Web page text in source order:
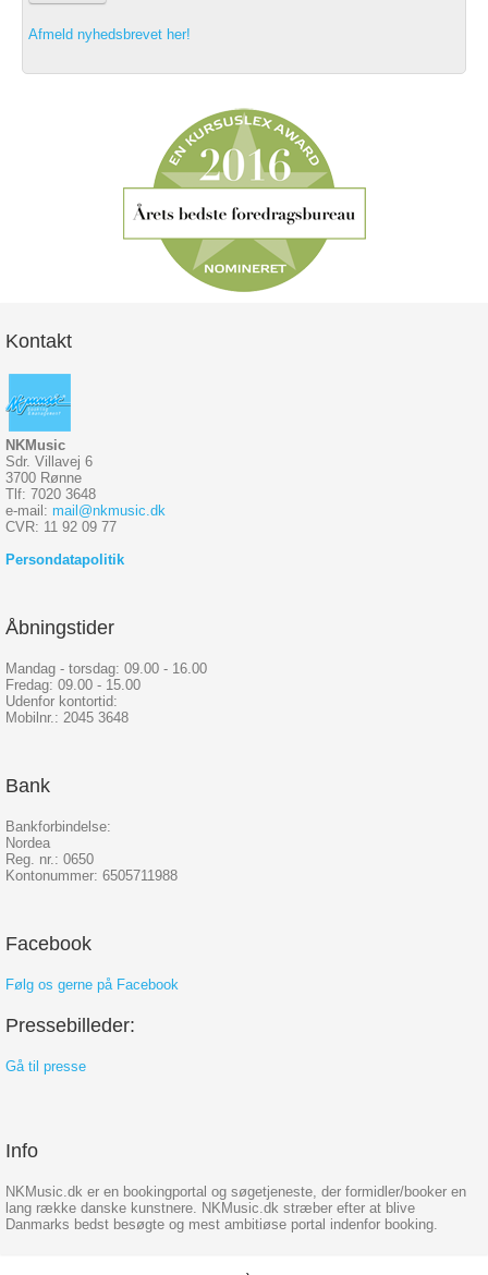
Afmeld nyhedsbrevet her!
Kontakt
NKMusic
Sdr. Villavej 6
3700 Rønne
Tlf: 7020 3648
e-mail: mail@nkmusic.dk
CVR: 11 92 09 77
Persondatapolitik
Åbningstider
Mandag - torsdag: 09.00 - 16.00
Fredag: 09.00 - 15.00
Udenfor kontortid:
Mobilnr.: 2045 3648
Bank
Bankforbindelse:
Nordea
Reg. nr.: 0650
Kontonummer: 6505711988
Facebook
Følg os gerne på Facebook
Pressebilleder:
Gå til presse
Info
NKMusic.dk er en bookingportal og søgetjeneste, der formidler/booker en
lang række danske kunstnere. NKMusic.dk stræber efter at blive
Danmarks bedst besøgte og mest ambitiøse portal indenfor booking.